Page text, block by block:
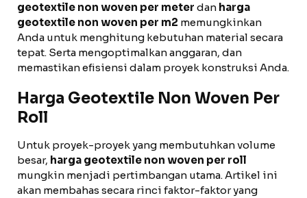
geotextile non woven per meter dan harga
geotextile non woven per m2 memungkinkan
Anda untuk menghitung kebutuhan material secara
tepat. Serta mengoptimalkan anggaran, dan
memastikan efisiensi dalam proyek konstruksi Anda.
Harga Geotextile Non Woven Per
Roll
Untuk proyek-proyek yang membutuhkan volume
besar, harga geotextile non woven per roll
mungkin menjadi pertimbangan utama. Artikel ini
akan membahas secara rinci faktor-faktor yang